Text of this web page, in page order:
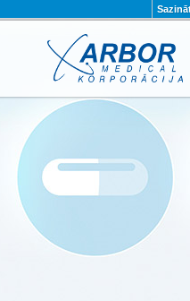
PAR MUMS PROJEKTI
PRIVĀTUMA POLITIKA